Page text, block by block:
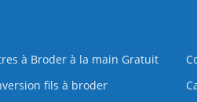
à Broder à la main Gratuit
fils à broder